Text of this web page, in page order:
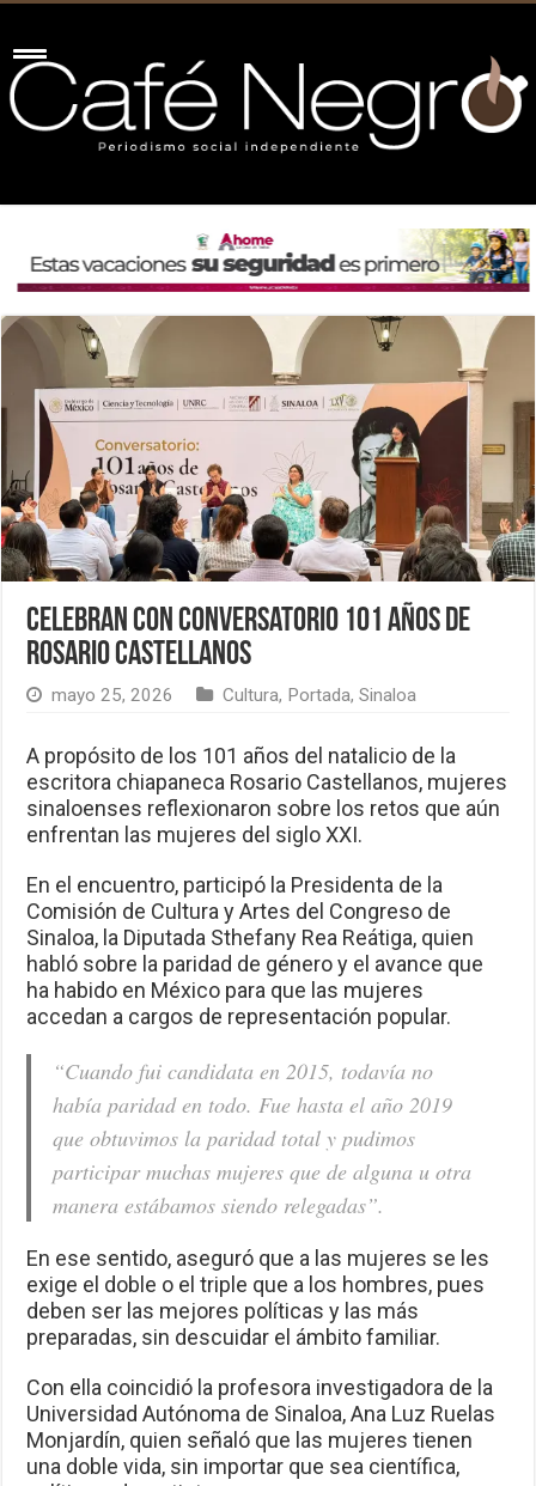
Celebran con conversatorio 101 años de
Rosario Castellanos
mayo 25, 2026 Cultura, Portada,Sinaloa
A propósito de los 101 años del natalicio de la
escritora chiapaneca Rosario Castellanos, mujeres
sinaloenses reflexionaron sobre los retos que aún
enfrentan las mujeres del siglo XXI.
En el encuentro, participó la Presidenta de la
Comisión de Cultura y Artes del Congreso de
Sinaloa, la Diputada Sthefany Rea Reátiga, quien
habló sobre la paridad de género y el avance que
ha habido en México para que las mujeres
accedan a cargos de representación popular.
“Cuando fui candidata en 2015, todavía no
había paridad en todo. Fue hasta el año 2019
que obtuvimos la paridad total y pudimos
participar muchas mujeres que de alguna u otra
manera estábamos siendo relegadas”.
En ese sentido, aseguró que a las mujeres se les
exige el doble o el triple que a los hombres, pues
deben ser las mejores políticas y las más
preparadas, sin descuidar el ámbito familiar.
Con ella coincidió la profesora investigadora de la
Universidad Autónoma de Sinaloa, Ana Luz Ruelas
Monjardín, quien señaló que las mujeres tienen
una doble vida, sin importar que sea científica,